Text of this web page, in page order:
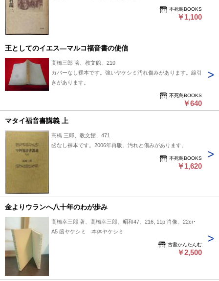
不死鳥BOOKS
￥1,100
王としてのイエス―マルコ福音書の使信
高橋三郎 著、教文館、210
カバーなし裸本です。強いヤケシミ汚れ傷みがあります。線引
きがあります。
不死鳥BOOKS
￥640
マタイ福音書講義 上
高橋 三郎、教文館、471
函なし裸本です。2006年再版。汚れと傷みがあります。
不死鳥BOOKS
￥1,620
金よりウランへ八十年のわが歩み
高橋幸三郎 著、高橋幸三郎、昭和47、216, 11p 肖像、22cm
A5 函ヤケシミ 本体ヤケシミ
古書かんたんむ
￥2,500